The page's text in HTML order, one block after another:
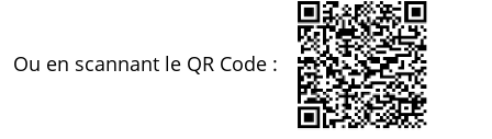
Ou en scannant le QR Code :